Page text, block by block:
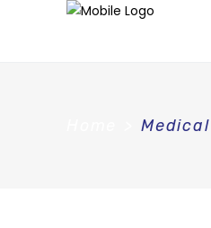
Medical